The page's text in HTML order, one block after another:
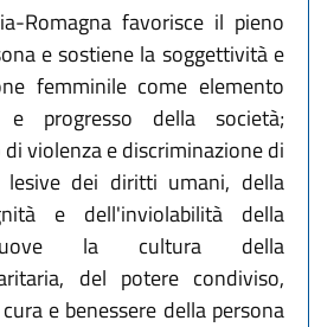
Romagna favorisce il pieno
e sostiene la soggettività e
femminile come elemento
e progresso della società;
violenza e discriminazione di
dei diritti umani, della
e dell'inviolabilità della
la cultura della
del potere condiviso,
e benessere della persona